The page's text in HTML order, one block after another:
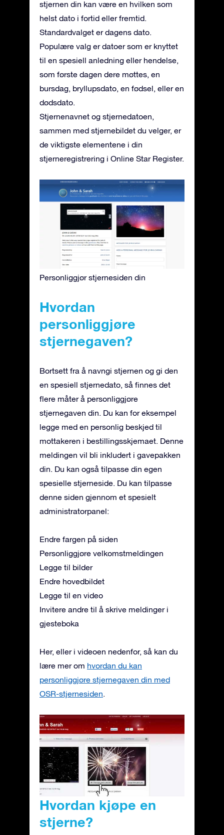
stjernen din kan være en hvilken som
helst dato i fortid eller fremtid.
Standardvalget er dagens dato.
Populære valg er datoer som er knyttet
til en spesiell anledning eller hendelse,
som første dagen dere møttes, en
bursdag, bryllupsdato, en fødsel, eller en
dødsdato.
Stjernenavnet og stjernedatoen,
sammen med stjernebildet du velger, er
de viktigste elementene i din
stjerneregistrering i Online Star Register.
Personliggjør stjernesiden din
Hvordan
personliggjøre
stjernegaven?
Bortsett fra å navngi stjernen og gi den
en spesiell stjernedato, så finnes det
flere måter å personliggjøre
stjernegaven din. Du kan for eksempel
legge med en personlig beskjed til
mottakeren i bestillingsskjemaet. Denne
meldingen vil bli inkludert i gavepakken
din. Du kan også tilpasse din egen
spesielle stjerneside. Du kan tilpasse
denne siden gjennom et spesielt
administratorpanel:
Endre fargen på siden
Personliggjøre velkomstmeldingen
Legge til bilder
Endre hovedbildet
Legge til en video
Invitere andre til å skrive meldinger i
gjesteboka
Her, eller i videoen nedenfor, så kan du
lære mer om hvordan du kan
personliggjøre stjernegaven din med
OSR-stjernesiden.
Hvordan kjøpe en
stjerne?